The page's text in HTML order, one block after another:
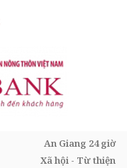
An Giang 24 giờ
Xã hội - Từ thiện